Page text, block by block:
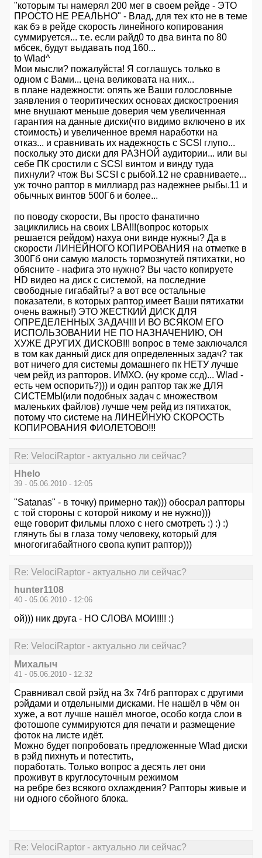
"которым ты намерял 200 мег в своем рейде - ЭТО
ПРОСТО НЕ РЕАЛЬНО" - Влад, для тех кто не в теме
как бэ в рейде скорость линейного копирования
суммируется... т.е. если райд0 то два винта по 80
мбсек, будут выдавать под 160...
to Wlad^
Мои мысли? пожалуйста! Я соглашусь только в
одном с Вами... цена великовата на них...
в плане надежности: опять же Ваши голословные
заявления о теоритических основах дискостроения
мне внушают меньше доверия чем увеличенная
гарантия на данные диски(что видимо включено в их
стоимость) и увеличенное время наработки на
отказ... и сравнивать их надежность с SCSI глупо...
поскольку это диски для РАЗНОЙ аудитории... или вы
себе ПК сростили с SCSI винтом и винду туда
пихнули? чтож Вы SCSI с рыбой.12 не сравниваете...
уж точно раптор в миллиард раз надежнее рыбы.11 и
обычных винтов 500Гб и более...
по поводу скорости, Вы просто фанатично
зациклились на своих LBA!!!(вопрос которых
решается рейдом) нахуа они винде нужны? Да в
скорости ЛИНЕЙНОГО КОПИРОВАНИЯ на отметке в
300Гб они самую малость тормознутей пятихатки, но
обясните - нафига это нужно? Вы часто копируете
HD видео на диск с системой, на последние
свободные гигабайты? а вот все остальные
показатели, в которых раптор имеет Ваши пятихатки
очень важны!) ЭТО ЖЕСТКИЙ ДИСК ДЛЯ
ОПРЕДЕЛЕННЫХ ЗАДАЧ!!! И ВО ВСЯКОМ ЕГО
ИСПОЛЬЗОВАНИИ НЕ ПО НАЗНАЧЕНИЮ, ОН
ХУЖЕ ДРУГИХ ДИСКОВ!!! вопрос в теме заключался
в том как данный диск для определенных задач? так
вот ничего для системы домашнего пк НЕТУ лучше
чем рейд из рапторов. ИМХО. (ну кроме ссд)... Wlad -
есть чем оспорить?))) и один раптор так же ДЛЯ
СИСТЕМЫ(или подобных задач с множеством
маленьких файлов) лучше чем рейд из пятихаток,
потому что системе на ЛИНЕЙНУЮ СКОРОСТЬ
КОПИРОВАНИЯ ФИОЛЕТОВО!!!
Re: VelociRaptor - актуально ли сейчас?
Hhelo
39 - 05.06.2010 - 12:05
"Satanas" - в точку) примерно так))) обосрал рапторы
с той стороны с которой никому и не нужно)))
еще говорит фильмы плохо с него смотреть :) :) :)
глянуть бы в глаза тому человеку, который для
многогигабайтного свопа купит раптор)))
Re: VelociRaptor - актуально ли сейчас?
hunter1108
40 - 05.06.2010 - 12:06
ой))) ник друга - НО СЛОВА МОИ!!!! :)
Re: VelociRaptor - актуально ли сейчас?
Михалыч
41 - 05.06.2010 - 12:32
Сравнивал свой рэйд на 3х 74гб рапторах с другими
рэйдами и отдельными дисками. Не нашёл в чём он
хуже, а вот лучше нашёл многое, особо когда слои в
фотошопе суммируются для печати и размещение
фоток на листе идёт.
Можно будет попробовать предложенные Wlad диски
в рэйд пихнуть и потестить,
поработать. Только вопрос а десять лет они
проживут в круглосуточным режимом
на ребре без всякого охлаждения? Рапторы живые и
ни одного сбойного блока.
Re: VelociRaptor - актуально ли сейчас?